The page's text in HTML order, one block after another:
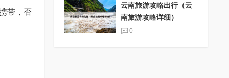
带，否
云南旅游攻略出行（云
南旅游攻略详细）
0